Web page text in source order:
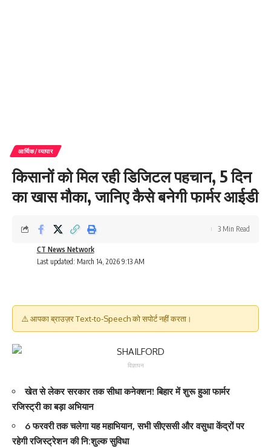
आर्थिक/व्यापार
किसानों को मिल रही डिजिटल पहचान, 5 दिन
का खास मौका, जानिए कैसे बनेगी फार्मर आईडी
Last updated: March 14, 2026 9:13 AM
CT News Network
3 Min Read
⚠️ आपका ब्राउज़र Text-to-Speech को सपोर्ट नहीं करता।
विज्ञापन
खेत से लेकर सरकार तक सीधा कनेक्शन! बिहार में शुरू हुआ फार्मर
रजिस्ट्री का बड़ा अभियान
6 फरवरी तक चलेगा यह महाभियान, सभी सीएससी और वसुधा केंद्रों पर
रहेगी रजिस्ट्रेशन की नि:शुल्क सुविधा